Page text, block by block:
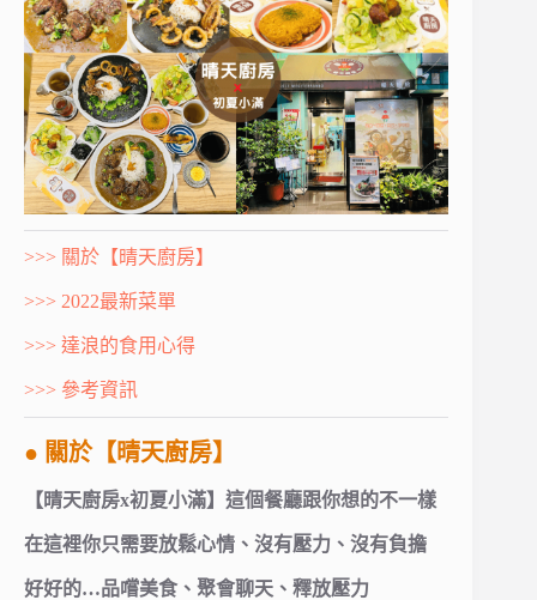
>>> 關於【晴天廚房】
>>> 2022最新菜單
>>> 達浪的食用心得
>>> 參考資訊
● 關於【晴天廚房】
【晴天廚房x初夏小滿】這個餐廳跟你想的不一樣
在這裡你只需要放鬆心情、沒有壓力、沒有負擔
好好的…品嚐美食、聚會聊天、釋放壓力